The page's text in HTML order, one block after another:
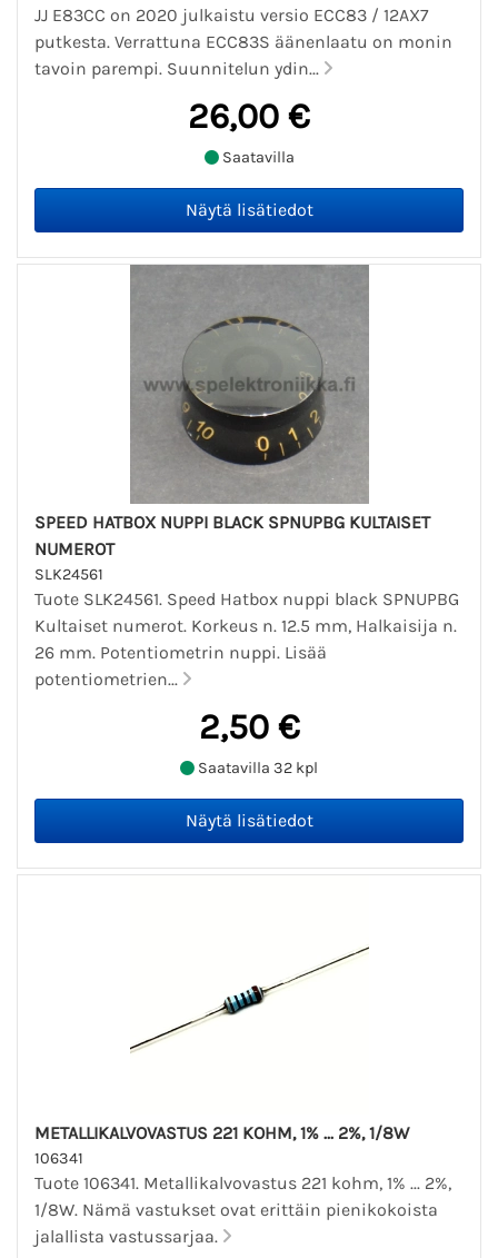
JJ E83CC on 2020 julkaistu versio ECC83 / 12AX7
putkesta. Verrattuna ECC83S äänenlaatu on monin
tavoin parempi. Suunnitelun ydin...
26,00 €
Saatavilla
SPEED HATBOX NUPPI BLACK SPNUPBG KULTAISET
NUMEROT
SLK24561
Tuote SLK24561. Speed Hatbox nuppi black SPNUPBG
Kultaiset numerot. Korkeus n. 12.5 mm, Halkaisija n.
26 mm. Potentiometrin nuppi. Lisää
potentiometrien...
2,50 €
Saatavilla 32 kpl
METALLIKALVOVASTUS 221 KOHM, 1% ... 2%, 1/8W
106341
Tuote 106341. Metallikalvovastus 221 kohm, 1% ... 2%,
1/8W. Nämä vastukset ovat erittäin pienikokoista
jalallista vastussarjaa.